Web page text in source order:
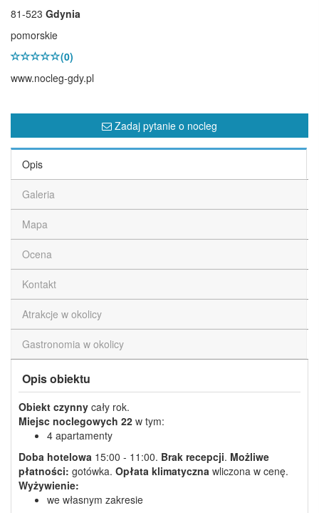
81-523 Gdynia
pomorskie
(0)
www.nocleg-gdy.pl
Zadaj pytanie o nocleg
Opis
Galeria
Mapa
Ocena
Kontakt
Atrakcje w okolicy
Gastronomia w okolicy
Opis obiektu
Obiekt czynny cały rok.
Miejsc noclegowych 22 w tym:
4 apartamenty
Doba hotelowa 15:00 - 11:00. Brak recepcji. Możliwe
płatności: gotówka. Opłata klimatyczna wliczona w cenę.
Wyżywienie:
we własnym zakresie